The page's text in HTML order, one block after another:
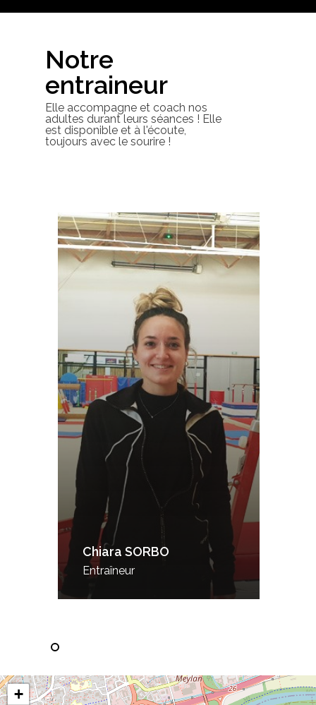
Notre
entraineur
Elle accompagne et coach nos
adultes durant leurs séances ! Elle
est disponible et à l'écoute,
toujours avec le sourire !
Chiara SORBO
Entraîneur
+